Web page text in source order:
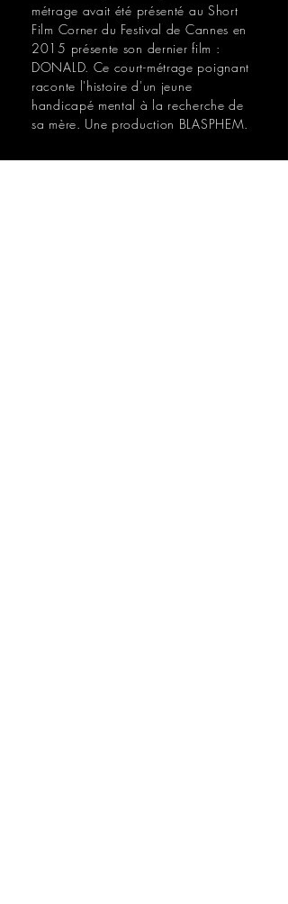
métrage avait été présenté au Short
Film Corner du Festival de Cannes en
2015 présente son dernier film :
DONALD. Ce court-métrage poignant
raconte l'histoire d'un jeune
handicapé mental à la recherche de
sa mère. Une production BLASPHEM.